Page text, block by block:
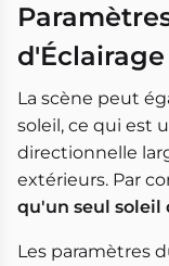
d'Éclairage
La scène peut
soleil, ce qui est
directionnelle
extérieurs. Par
qu'un seul soleil
Les paramètres